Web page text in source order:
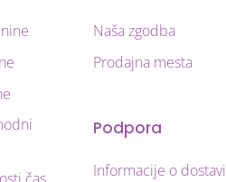
Naša zgodba
Prodajna mesta
Podpora
Informacije o dostavi